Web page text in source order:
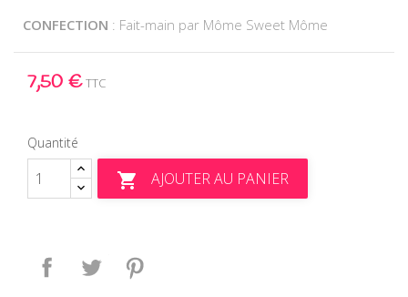
CONFECTION : Fait-main par Môme Sweet Môme
7,50 €TTC
Quantité
 AJOUTER AU PANIER
Partager Tweet